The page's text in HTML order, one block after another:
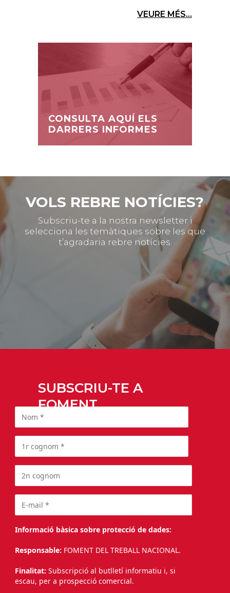
VEURE MÉS...
CONSULTA AQUÍ ELS
DARRERS INFORMES
VOLS REBRE NOTÍCIES?
Subscriu-te a la nostra newsletter i
selecciona les temàtiques sobre les que
t’agradaria rebre notícies.
SUBSCRIU-TE A
FOMENT
Informació bàsica sobre protecció de dades:
Responsable: FOMENT DEL TREBALL NACIONAL.
Finalitat: Subscripció al butlletí informatiu i, si
escau, per a prospecció comercial.